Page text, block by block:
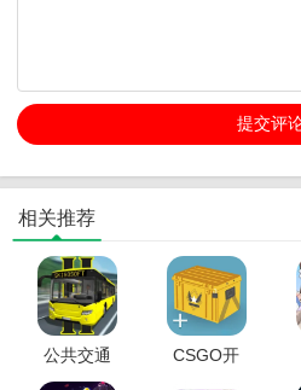
相关推荐
公共交通
模拟器2
CSGO开